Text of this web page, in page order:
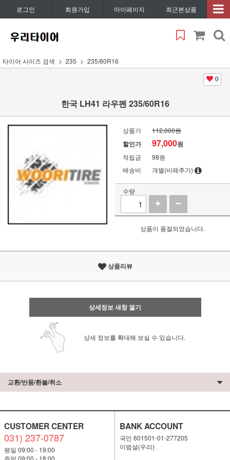
로그인 회원가입 마이페이지 최근본상품
타이어 사이즈 검색 235 235/60R16
0
한국 LH41 라우펜 235/60R16
상품가 112,000원
할인가 97,000원
적립금
98원
배송비
개별(비례추가)
수량
상품이 품절되었습니다.
상품리뷰
상세정보 새창 열기
상세 정보를 확대해 보실 수 있습니다.
교환/반품/환불/취소
CUSTOMER CENTER
031) 237-0787
평일 09:00 - 19:00
주말 09:00 - 18:00
BANK ACCOUNT
국민 601501-01-277205
이범설(우리)